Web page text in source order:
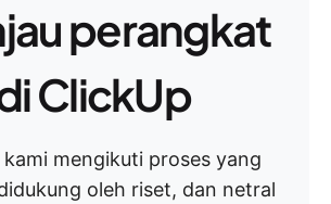
perangkat
ClickUp
mengikuti proses yang
oleh riset, dan netral